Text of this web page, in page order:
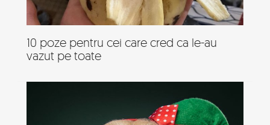
10 poze pentru cei care cred ca le-au
vazut pe toate